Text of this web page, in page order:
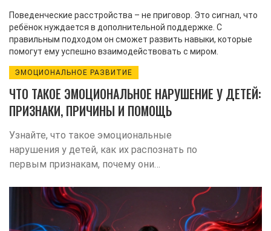
Поведенческие расстройства – не приговор. Это сигнал, что
ребёнок нуждается в дополнительной поддержке. С
правильным подходом он сможет развить навыки, которые
помогут ему успешно взаимодействовать с миром.
ЭМОЦИОНАЛЬНОЕ РАЗВИТИЕ
ЧТО ТАКОЕ ЭМОЦИОНАЛЬНОЕ НАРУШЕНИЕ У ДЕТЕЙ:
ПРИЗНАКИ, ПРИЧИНЫ И ПОМОЩЬ
Узнайте, что такое эмоциональные
нарушения у детей, как их распознать по
первым признакам, почему они
ребенку справиться с чувствами.